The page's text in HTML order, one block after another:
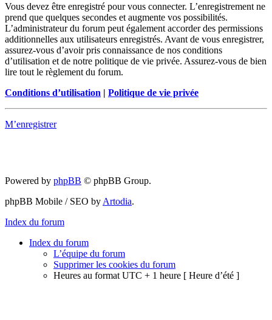
Vous devez être enregistré pour vous connecter. L’enregistrement ne
prend que quelques secondes et augmente vos possibilités.
L’administrateur du forum peut également accorder des permissions
additionnelles aux utilisateurs enregistrés. Avant de vous enregistrer,
assurez-vous d’avoir pris connaissance de nos conditions
d’utilisation et de notre politique de vie privée. Assurez-vous de bien
lire tout le règlement du forum.
Conditions d’utilisation | Politique de vie privée
M’enregistrer
Powered by phpBB © phpBB Group.
phpBB Mobile / SEO by Artodia.
Index du forum
Index du forum
L’équipe du forum
Supprimer les cookies du forum
Heures au format UTC + 1 heure [ Heure d’été ]